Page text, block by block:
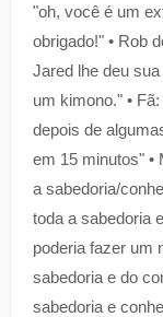
"oh, você é um
obrigado!" • Rob
Jared lhe deu
um kimono." •
depois de
em 15 minutos" •
a sabedoria/
toda a sabedoria
poderia fazer um
sabedoria e do
sabedoria e